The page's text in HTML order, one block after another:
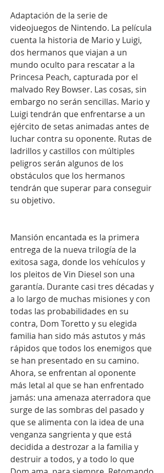
Adaptación de la serie de
videojuegos de Nintendo. La película
cuenta la historia de Mario y Luigi,
dos hermanos que viajan a un
mundo oculto para rescatar a la
Princesa Peach, capturada por el
malvado Rey Bowser. Las cosas, sin
embargo no serán sencillas. Mario y
Luigi tendrán que enfrentarse a un
ejército de setas animadas antes de
luchar contra su oponente. Rutas de
ladrillos y castillos con múltiples
peligros serán algunos de los
obstáculos que los hermanos
tendrán que superar para conseguir
su objetivo.
Mansión encantada es la primera
entrega de la nueva trilogía de la
exitosa saga, donde los vehículos y
los pleitos de Vin Diesel son una
garantía. Durante casi tres décadas y
a lo largo de muchas misiones y con
todas las probabilidades en su
contra, Dom Toretto y su elegida
familia han sido más astutos y más
rápidos que todos los enemigos que
se han presentado en su camino.
Ahora, se enfrentan al oponente
más letal al que se han enfrentado
jamás: una amenaza aterradora que
surge de las sombras del pasado y
que se alimenta con la idea de una
venganza sangrienta y que está
decidida a destrozar a la familia y
destruir a todos, y a todo lo que